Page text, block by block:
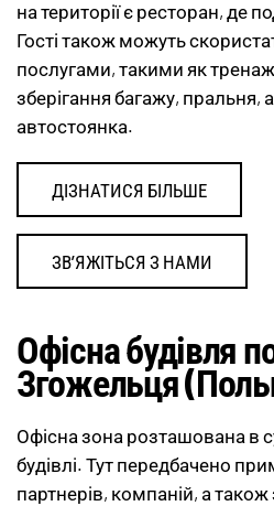
на території є ресторан, де
Гості також можуть
послугами, такими як
зберігання багажу, пральня,
автостоянка.
ДІЗНАТИСЯ БІЛЬШЕ
ЗВ’ЯЖІТЬСЯ З НАМИ
Офісна будівля
Згожельця
Офісна зона розташована в
будівлі. Тут передбачено
партнерів, компаній, а також